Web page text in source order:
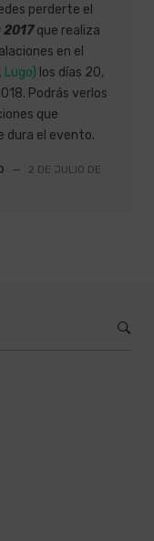
perderte el
que realiza
en el
Lugo) los días 20,
Podrás verlos
que
dura el evento.
—
2 DE JULIO DE